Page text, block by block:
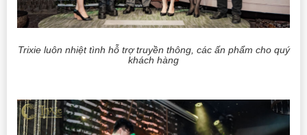
Trixie luôn nhiệt tình hỗ trợ truyền thông, các ấn phẩm cho quý
khách hàng